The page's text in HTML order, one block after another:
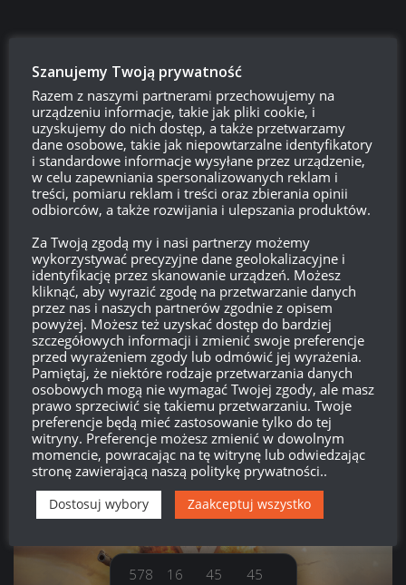
Szukaj:
LOGOWANIE
Zarejestruj się
Zaloguj się
Kanał wpisów
Kanał komentarzy
WordPress.org
578
16
45
46
Szanujemy Twoją prywatność
Razem z naszymi partnerami przechowujemy na
urządzeniu informacje, takie jak pliki cookie, i
uzyskujemy do nich dostęp, a także przetwarzamy
dane osobowe, takie jak niepowtarzalne identyfikatory
i standardowe informacje wysyłane przez urządzenie,
w celu zapewniania spersonalizowanych reklam i
treści, pomiaru reklam i treści oraz zbierania opinii
odbiorców, a także rozwijania i ulepszania produktów.
Za Twoją zgodą my i nasi partnerzy możemy
wykorzystywać precyzyjne dane geolokalizacyjne i
identyfikację przez skanowanie urządzeń. Możesz
kliknąć, aby wyrazić zgodę na przetwarzanie danych
przez nas i naszych partnerów zgodnie z opisem
powyżej. Możesz też uzyskać dostęp do bardziej
szczegółowych informacji i zmienić swoje preferencje
przed wyrażeniem zgody lub odmówić jej wyrażenia.
Pamiętaj, że niektóre rodzaje przetwarzania danych
osobowych mogą nie wymagać Twojej zgody, ale masz
prawo sprzeciwić się takiemu przetwarzaniu. Twoje
preferencje będą mieć zastosowanie tylko do tej
witryny. Preferencje możesz zmienić w dowolnym
momencie, powracając na tę witrynę lub odwiedzając
stronę zawierającą naszą politykę prywatności..
Dostosuj wybory Zaakceptuj wszystko